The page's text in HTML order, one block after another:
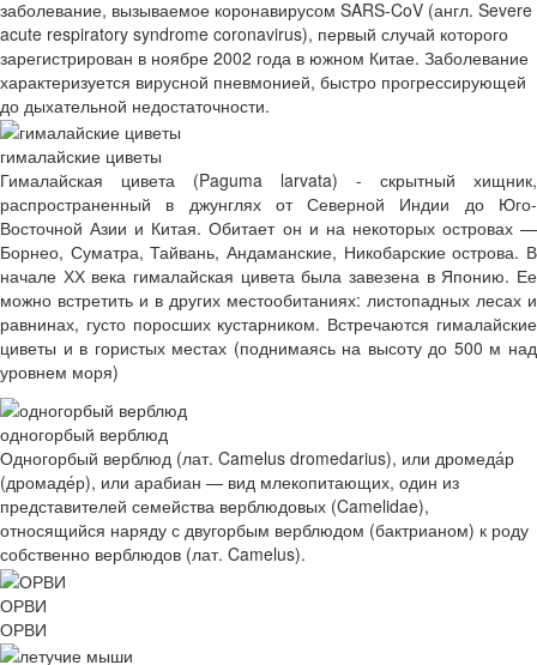
заболевание, вызываемое коронавирусом SARS-CoV (англ. Severe
acute respiratory syndrome coronavirus), первый случай которого
зарегистрирован в ноябре 2002 года в южном Китае. Заболевание
характеризуется вирусной пневмонией, быстро прогрессирующей
до дыхательной недостаточности.
гималайские циветы
Гималайская цивета (Paguma larvata) - скрытный хищник,
распространенный в джунглях от Северной Индии до Юго-
Восточной Азии и Китая. Обитает он и на некоторых островах —
Борнео, Суматра, Тайвань, Андаманские, Никобарские острова. В
начале ХХ века гималайская цивета была завезена в Японию. Ее
можно встретить и в других местообитаниях: листопадных лесах и
равнинах, густо поросших кустарником. Встречаются гималайские
циветы и в гористых местах (поднимаясь на высоту до 500 м над
уровнем моря)
одногорбый верблюд
Одногорбый верблюд (лат. Camelus dromedarius), или дромеда́р
(дромаде́р), или арабиан — вид млекопитающих, один из
представителей семейства верблюдовых (Camelidae),
относящийся наряду с двугорбым верблюдом (бактрианом) к роду
собственно верблюдов (лат. Camelus).
ОРВИ
ОРВИ